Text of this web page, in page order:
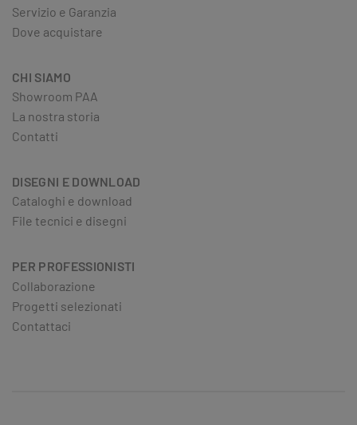
Servizio e Garanzia
Dove acquistare
CHI SIAMO
Showroom PAA
La nostra storia
Contatti
DISEGNI E DOWNLOAD
Cataloghi e download
File tecnici e disegni
PER PROFESSIONISTI
Collaborazione
Progetti selezionati
Contattaci